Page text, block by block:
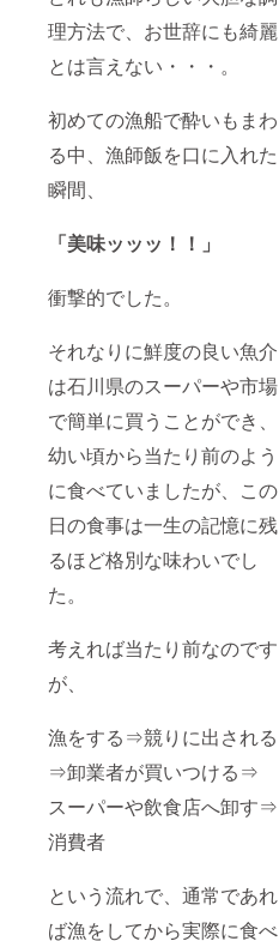
理方法で、お世辞にも綺麗
とは言えない・・・。
初めての漁船で酔いもまわ
る中、漁師飯を口に入れた
瞬間、
「美味ッッッ！！」
衝撃的でした。
それなりに鮮度の良い魚介
は石川県のスーパーや市場
で簡単に買うことができ、
幼い頃から当たり前のよう
に食べていましたが、この
日の食事は一生の記憶に残
るほど格別な味わいでし
た。
考えれば当たり前なのです
が、
漁をする⇒競りに出される
⇒卸業者が買いつける⇒
スーパーや飲食店へ卸す⇒
消費者
という流れで、通常であれ
ば漁をしてから実際に食べ